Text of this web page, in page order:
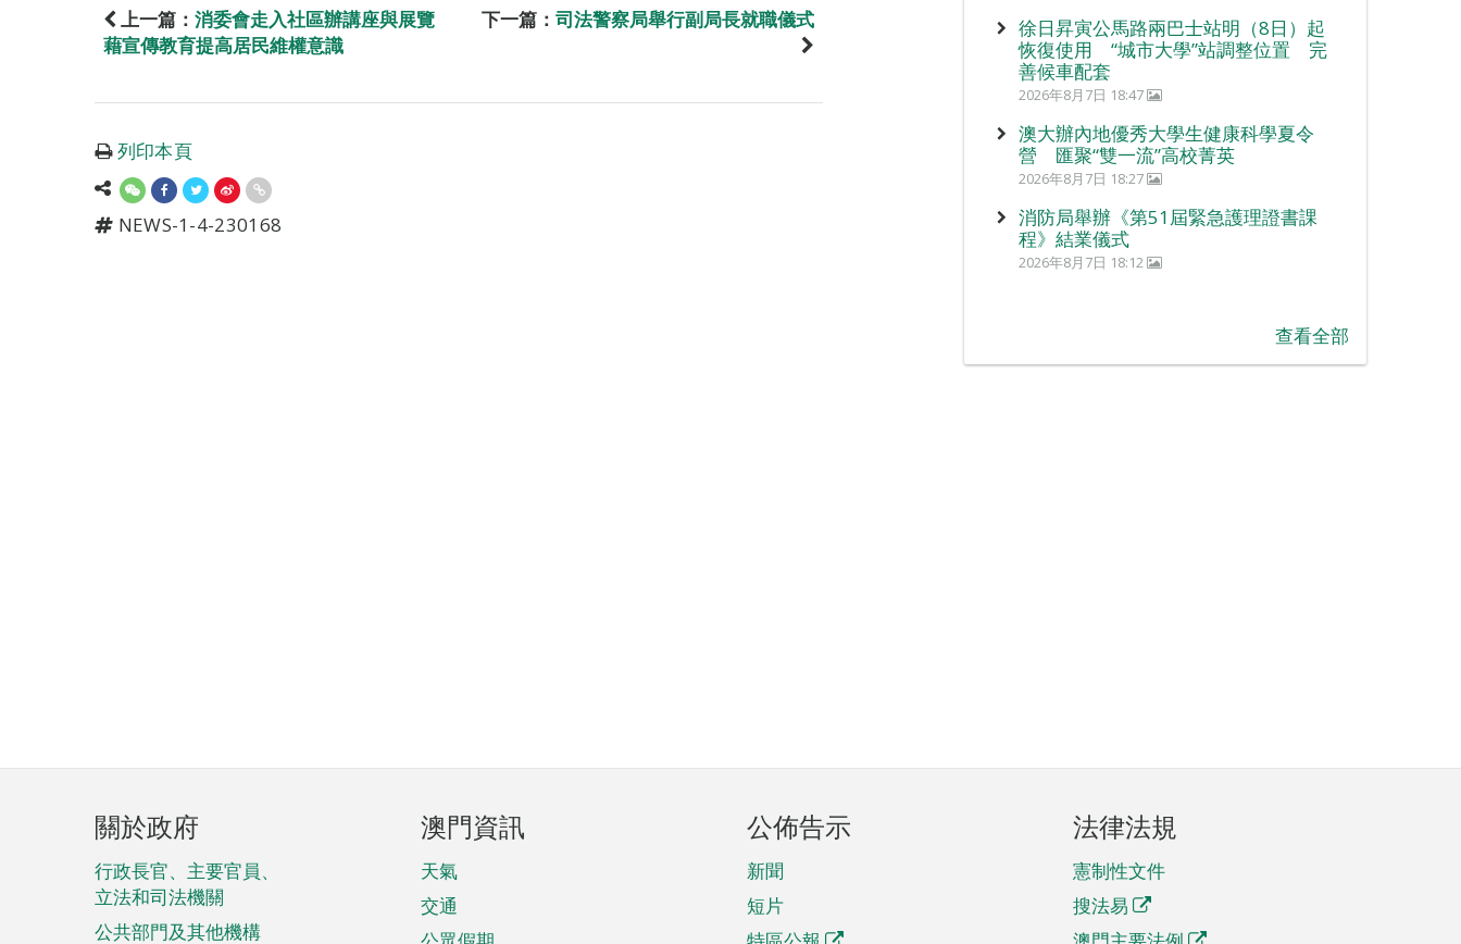
上一篇： 消委會走入社區辦講座與展覽
藉宣傳教育提高居民維權意識
下一篇： 司法警察局舉行副局長就職儀式
列印本頁
NEWS-1-4-230168
徐日昇寅公馬路兩巴士站明（8日）起
恢復使用 “城市大學”站調整位置 完
善候車配套
2026年8月7日 18:47
澳大辦內地優秀大學生健康科學夏令
營 匯聚“雙一流”高校菁英
2026年8月7日 18:27
消防局舉辦《第51屆緊急護理證書課
程》結業儀式
2026年8月7日 18:12
查看全部
頁
腳
菜
單
關於政府
行政長官、主要官員、
立法和司法機關
公共部門及其他機構
澳門資訊
天氣
交通
公佈告示
新聞
短片
法律法規
憲制性文件
搜法易